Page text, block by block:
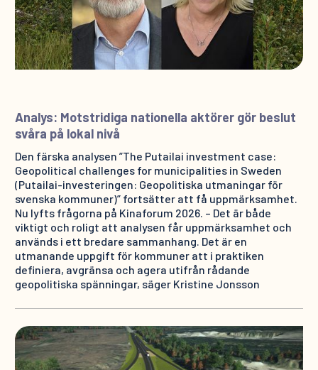
Analys: Motstridiga nationella aktörer gör beslut
svåra på lokal nivå
Den färska analysen ”The Putailai investment case:
Geopolitical challenges for municipalities in Sweden
(Putailai-investeringen: Geopolitiska utmaningar för
svenska kommuner)” fortsätter att få uppmärksamhet.
Nu lyfts frågorna på Kinaforum 2026. – Det är både
viktigt och roligt att analysen får uppmärksamhet och
används i ett bredare sammanhang. Det är en
utmanande uppgift för kommuner att i praktiken
definiera, avgränsa och agera utifrån rådande
geopolitiska spänningar, säger Kristine Jonsson